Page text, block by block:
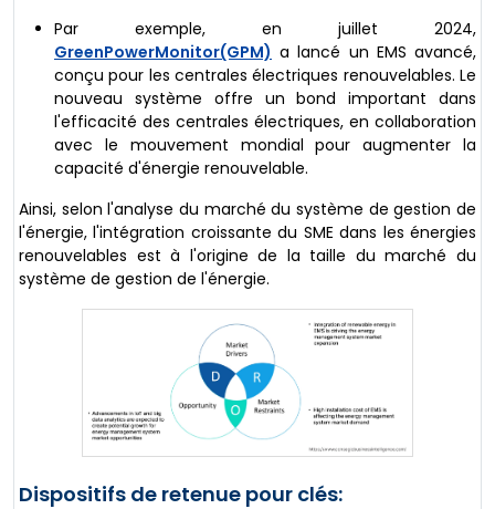
Par exemple, en juillet 2024,
GreenPowerMonitor(GPM) a lancé un EMS avancé,
conçu pour les centrales électriques renouvelables. Le
nouveau système offre un bond important dans
l'efficacité des centrales électriques, en collaboration
avec le mouvement mondial pour augmenter la
capacité d'énergie renouvelable.
Ainsi, selon l'analyse du marché du système de gestion de
l'énergie, l'intégration croissante du SME dans les énergies
renouvelables est à l'origine de la taille du marché du
système de gestion de l'énergie.
Dispositifs de retenue pour clés: